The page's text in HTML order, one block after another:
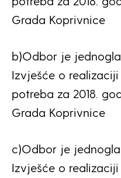
Grada Koprivnice
b)Odbor je
Izvješće o
potreba za 2018.
Grada Koprivnice
c)Odbor je
Izvješće o